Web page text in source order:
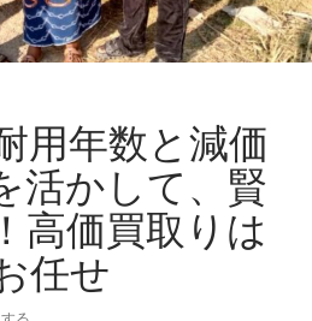
用年数と減価
活かして、賢
高価買取りは
任せ